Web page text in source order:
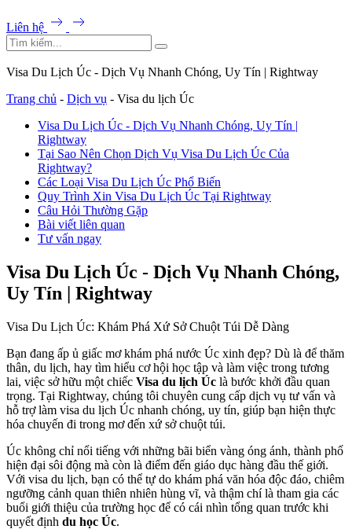
Liên hệ
Visa Du Lịch Úc - Dịch Vụ Nhanh Chóng, Uy Tín | Rightway
Trang chủ - Dịch vụ - Visa du lịch Úc
Visa Du Lịch Úc - Dịch Vụ Nhanh Chóng, Uy Tín |
Rightway
Tại Sao Nên Chọn Dịch Vụ Visa Du Lịch Úc Của
Rightway?
Các Loại Visa Du Lịch Úc Phổ Biến
Quy Trình Xin Visa Du Lịch Úc Tại Rightway
Câu Hỏi Thường Gặp
Bài viết liên quan
Tư vấn ngay
Visa Du Lịch Úc - Dịch Vụ Nhanh Chóng,
Uy Tín | Rightway
Visa Du Lịch Úc: Khám Phá Xứ Sở Chuột Túi Dễ Dàng
Bạn đang ấp ủ giấc mơ khám phá nước Úc xinh đẹp? Dù là để thăm
thân, du lịch, hay tìm hiểu cơ hội học tập và làm việc trong tương
lai, việc sở hữu một chiếc Visa du lịch Úc là bước khởi đầu quan
trọng. Tại Rightway, chúng tôi chuyên cung cấp dịch vụ tư vấn và
hỗ trợ làm visa du lịch Úc nhanh chóng, uy tín, giúp bạn hiện thực
hóa chuyến đi trong mơ đến xứ sở chuột túi.
Úc không chỉ nổi tiếng với những bãi biển vàng óng ánh, thành phố
hiện đại sôi động mà còn là điểm đến giáo dục hàng đầu thế giới.
Với visa du lịch, bạn có thể tự do khám phá văn hóa độc đáo, chiêm
ngưỡng cảnh quan thiên nhiên hùng vĩ, và thậm chí là tham gia các
buổi giới thiệu của trường học để có cái nhìn tổng quan trước khi
quyết định du học Úc.